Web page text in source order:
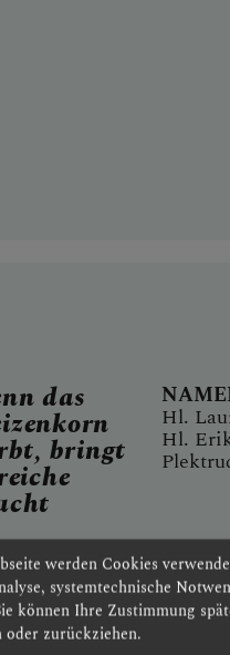
das
bringt
Hl.
Hl.
werden Cookies
systemtechnische
können Ihre Zustimmung
oder zurückziehen.